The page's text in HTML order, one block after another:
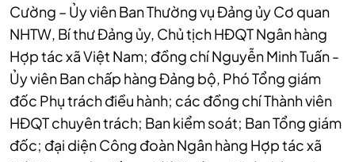
Cường – Ủy viên Ban Thường vụ Đảng ủy Cơ quan
NHTW, Bí thư Đảng ủy, Chủ tịch HĐQT Ngân hàng
Hợp tác xã Việt Nam; đồng chí Nguyễn Minh Tuấn -
Ủy viên Ban chấp hàng Đảng bộ, Phó Tổng giám
đốc Phụ trách điều hành; các đồng chí Thành viên
HĐQT chuyên trách; Ban kiểm soát; Ban Tổng giám
đốc; đại diện Công đoàn Ngân hàng Hợp tác xã